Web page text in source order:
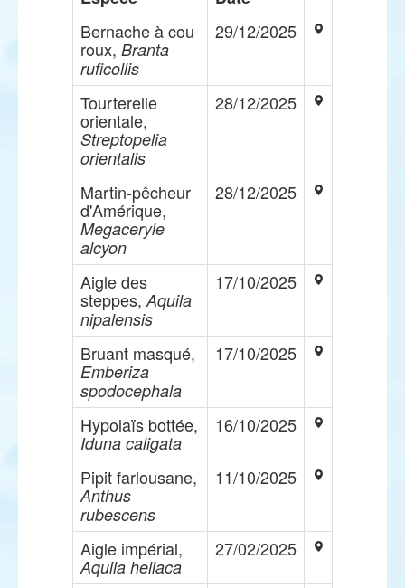
Bernache à cou
roux, Branta
ruficollis
29/12/2025
Tourterelle
orientale,
Streptopelia
orientalis
28/12/2025
Martin-pêcheur
d'Amérique,
Megaceryle
alcyon
28/12/2025
Aigle des
steppes, Aquila
nipalensis
17/10/2025
Bruant masqué,
Emberiza
spodocephala
17/10/2025
Hypolaïs bottée,
Iduna caligata
16/10/2025
Pipit farlousane,
Anthus
rubescens
11/10/2025
Aigle impérial,
Aquila heliaca
27/02/2025